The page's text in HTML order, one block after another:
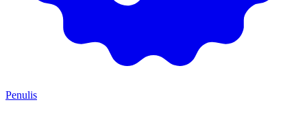
Penulis